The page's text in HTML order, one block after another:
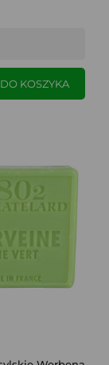
KOSZYKA